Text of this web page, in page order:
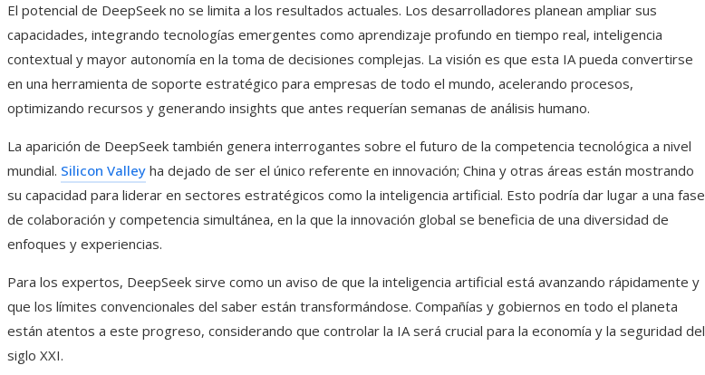
El potencial de DeepSeek no se limita a los resultados actuales. Los desarrolladores planean ampliar sus
capacidades, integrando tecnologías emergentes como aprendizaje profundo en tiempo real, inteligencia
contextual y mayor autonomía en la toma de decisiones complejas. La visión es que esta IA pueda convertirse
en una herramienta de soporte estratégico para empresas de todo el mundo, acelerando procesos,
optimizando recursos y generando insights que antes requerían semanas de análisis humano.
La aparición de DeepSeek también genera interrogantes sobre el futuro de la competencia tecnológica a nivel
mundial. Silicon Valley ha dejado de ser el único referente en innovación; China y otras áreas están mostrando
su capacidad para liderar en sectores estratégicos como la inteligencia artificial. Esto podría dar lugar a una fase
de colaboración y competencia simultánea, en la que la innovación global se beneficia de una diversidad de
enfoques y experiencias.
Para los expertos, DeepSeek sirve como un aviso de que la inteligencia artificial está avanzando rápidamente y
que los límites convencionales del saber están transformándose. Compañías y gobiernos en todo el planeta
están atentos a este progreso, considerando que controlar la IA será crucial para la economía y la seguridad del
siglo XXI.